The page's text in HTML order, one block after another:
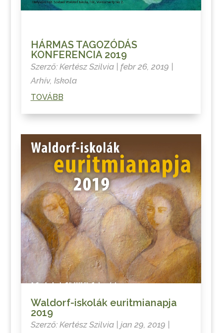
HÁRMAS TAGOZÓDÁS
KONFERENCIA 2019
Szerző: Kertész Szilvia| febr 26, 2019
Arhív, Iskola
TOVÁBB
Waldorf-iskolák euritmianapja
2019
Szerző: Kertész Szilvia| jan 29, 2019